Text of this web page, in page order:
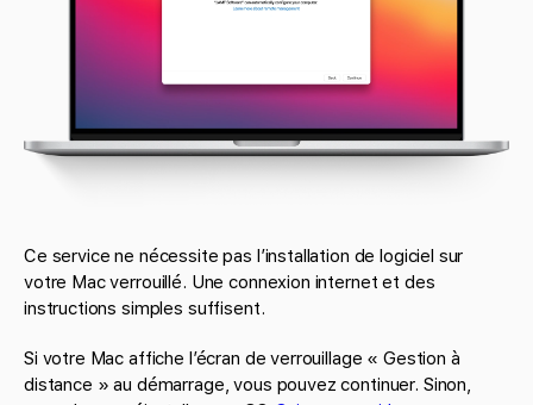
Ce service ne nécessite pas l’installation de logiciel sur
votre Mac verrouillé. Une connexion internet et des
instructions simples suffisent.
Si votre Mac affiche l’écran de verrouillage « Gestion à
distance » au démarrage, vous pouvez continuer. Sinon,